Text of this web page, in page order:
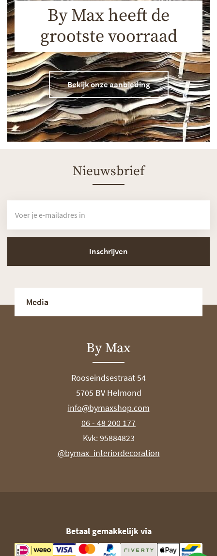
By Max heeft de
grootste voorraad
Bekijk onze aanbieding
Nieuwsbrief
Inschrijven
Media
By Max
Rooseindsestraat 54
5705 BV Helmond
info@bymaxshop.com
06 - 48 200 177
Kvk: 95884823
@bymax_interiordecoration
Betaal gemakkelijk via